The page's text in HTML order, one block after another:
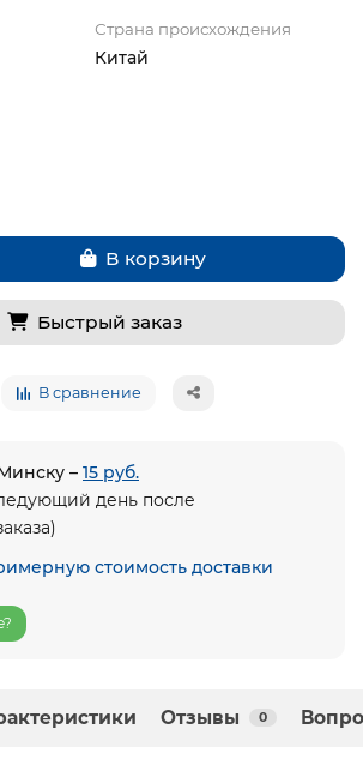
Страна происхождения
Китай
В корзину
Быстрый заказ
В сравнение
– 15 руб.
день после
стоимость доставки
Отзывы 0